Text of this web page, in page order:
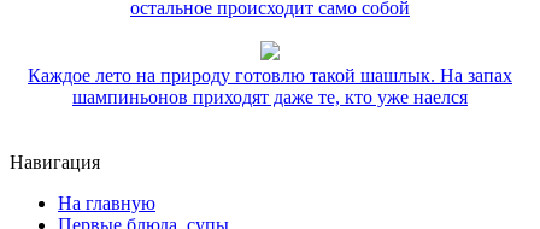
остальное происходит само собой
Каждое лето на природу готовлю такой шашлык. На запах
шампиньонов приходят даже те, кто уже наелся
Навигация
На главную